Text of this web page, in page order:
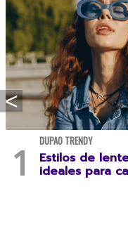
DUPAO TRENDY
Estilos de
ideales para